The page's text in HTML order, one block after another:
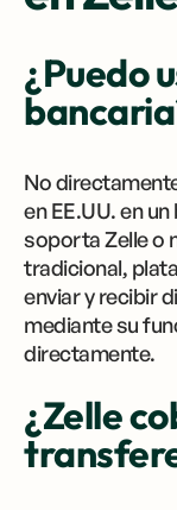
¿Puedo
No
en EE.UU. en
soporta Zelle o
tradicional,
enviar y recibir
mediante su
directamente.
¿Zelle